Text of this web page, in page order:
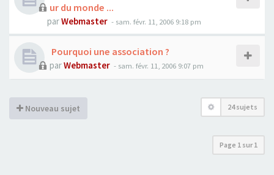
ur du monde ...
parWebmaster - sam. févr. 11, 2006 9:18 pm
Pourquoi une association ?
parWebmaster - sam. févr. 11, 2006 9:07 pm
Nouveau sujet 24 sujets
Page 1 sur1